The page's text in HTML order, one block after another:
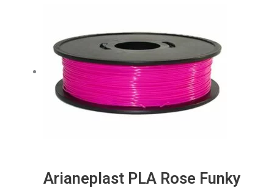
Arianeplast PLA Rose Funky